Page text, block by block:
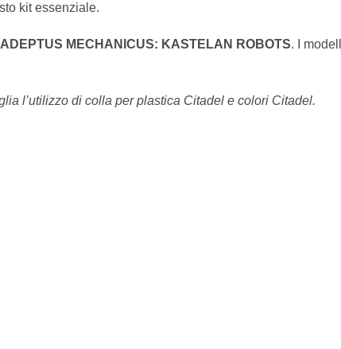
kit essenziale.
ADEPTUS MECHANICUS: KASTELAN ROBOTS. I
l’utilizzo di colla per plastica Citadel e colori Citadel.